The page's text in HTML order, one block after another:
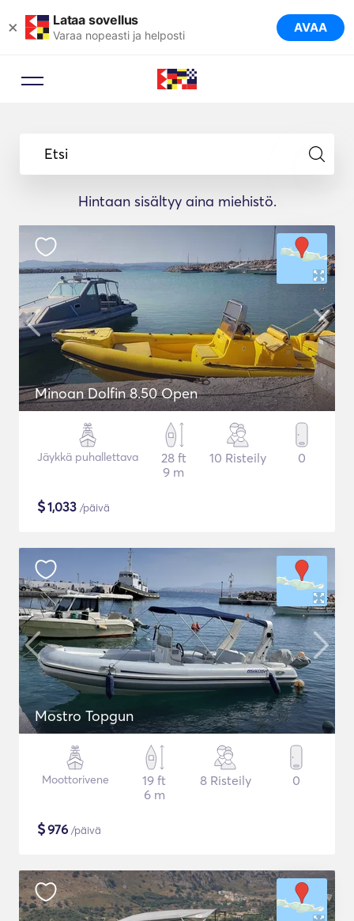
× Lataa sovellus
Varaa nopeasti ja helposti AVAA
Etsi
Hintaan sisältyy aina miehistö.
Minoan Dolfin 8.50 Open
Jäykkä puhallettava
28 ft
9 m
10 Risteily 0
$1,033 /päivä
Mostro Topgun
Moottorivene
19 ft
6 m
8 Risteily 0
$976 /päivä